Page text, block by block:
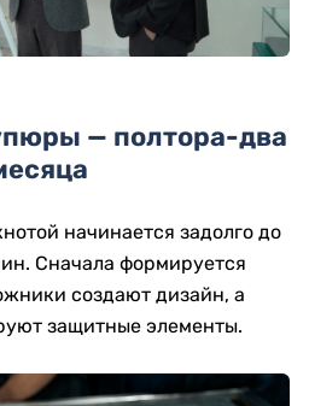
— полтора-два
начинается задолго до
Сначала формируется
создают дизайн, а
защитные элементы.